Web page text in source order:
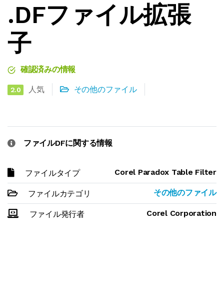
.DFファイル拡張
子
確認済みの情報
2.0 人気 その他のファイル
ファイルDFに関する情報
ファイルタイプ Corel Paradox Table Filter
ファイルカテゴリ その他のファイル
ファイル発行者 Corel Corporation